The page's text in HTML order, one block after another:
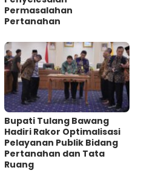
Permasalahan
Pertanahan
Bupati Tulang Bawang
Hadiri Rakor Optimalisasi
Pelayanan Publik Bidang
Pertanahan dan Tata
Ruang